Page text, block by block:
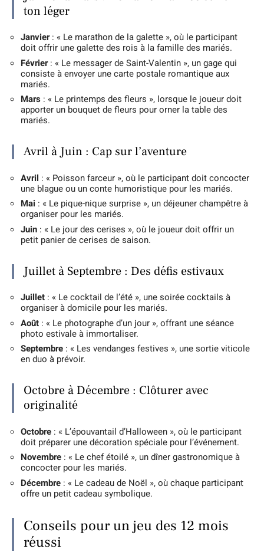
ton léger
Janvier: « Le marathon de la galette », où le participant
doit offrir une galette des rois à la famille des mariés.
Février: « Le messager de Saint-Valentin », un gage qui
consiste à envoyer une carte postale romantique aux
mariés.
Mars : « Le printemps des fleurs », lorsque le joueur doit
apporter un bouquet de fleurs pour orner la table des
mariés.
Avril à Juin : Cap sur l’aventure
Avril : « Poisson farceur », où le participant doit concocter
une blague ou un conte humoristique pour les mariés.
Mai : « Le pique-nique surprise », un déjeuner champêtre à
organiser pour les mariés.
Juin : « Le jour des cerises », où le joueur doit offrir un
petit panier de cerises de saison.
Juillet à Septembre : Des défis estivaux
Juillet : « Le cocktail de l’été », une soirée cocktails à
organiser à domicile pour les mariés.
Août : « Le photographe d’un jour », offrant une séance
photo estivale à immortaliser.
Septembre : « Les vendanges festives », une sortie viticole
en duo à prévoir.
Octobre à Décembre : Clôturer avec
originalité
Octobre : « L’épouvantail d’Halloween », où le participant
doit préparer une décoration spéciale pour l’événement.
Novembre : « Le chef étoilé », un dîner gastronomique à
concocter pour les mariés.
Décembre : « Le cadeau de Noël », où chaque participant
offre un petit cadeau symbolique.
Conseils pour un jeu des 12 mois
réussi